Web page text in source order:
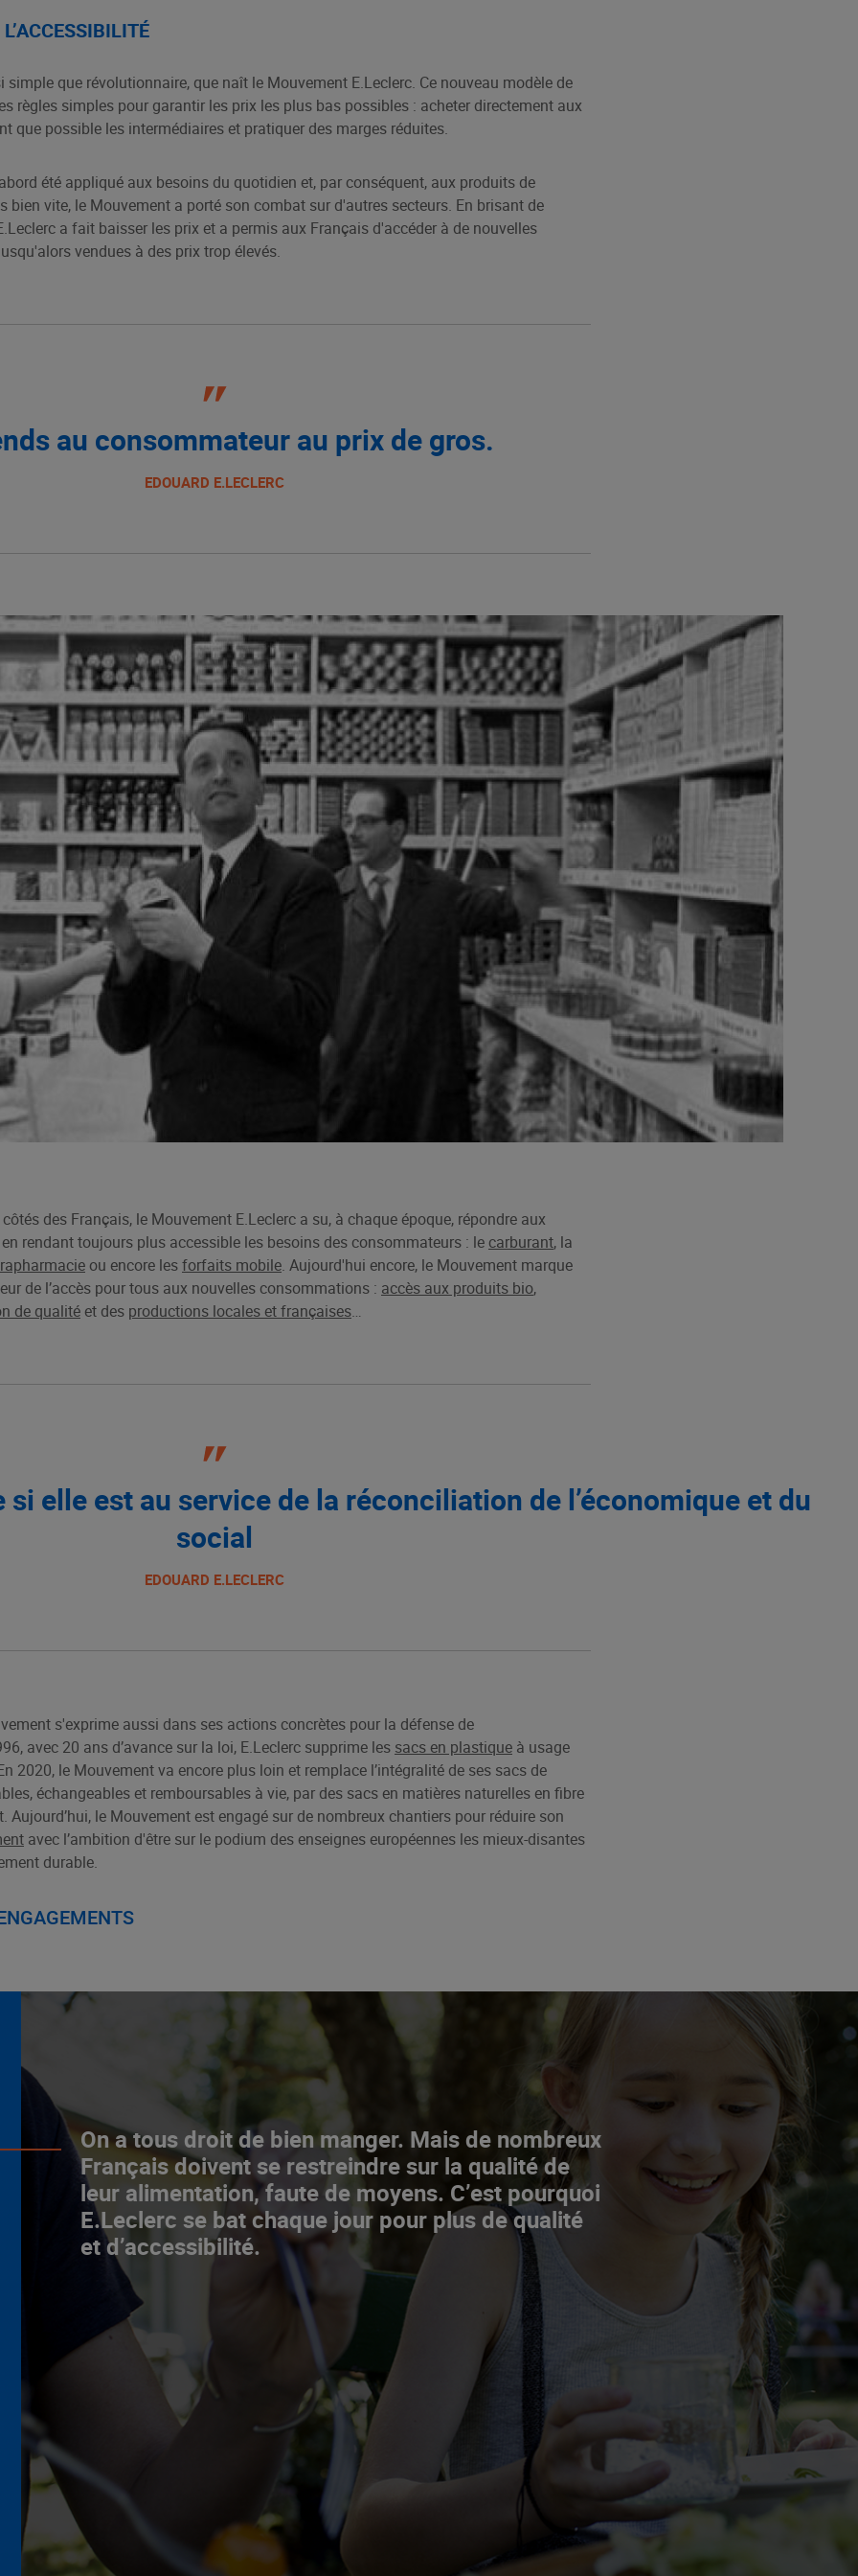
simple que révolutionnaire, que naît le Mouvement E.Leclerc. Ce nouveau modèle de
règles simples pour garantir les prix les plus bas possibles : acheter directement aux
que possible les intermédiaires et pratiquer des marges réduites.
été appliqué aux besoins du quotidien et, par conséquent, aux produits de
bien vite, le Mouvement a porté son combat sur d'autres secteurs. En brisant de
a fait baisser les prix et a permis aux Français d'accéder à de nouvelles
vendues à des prix trop élevés.
au consommateur au prix de gros.
EDOUARD E.LECLERC
des Français, le Mouvement E.Leclerc a su, à chaque époque, répondre aux
rendant toujours plus accessible les besoins des consommateurs : le carburant, la
ou encore lesforfaits mobile. Aujourd'hui encore, le Mouvement marque
de l’accès pour tous aux nouvelles consommations : accès aux produits bio,
de qualité et des productions locales et françaises…
si elle est au service de la réconciliation de l’économique et du
social
EDOUARD E.LECLERC
s'exprime aussi dans ses actions concrètes pour la défense de
avec 20 ans d’avance sur la loi, E.Leclerc supprime les sacs en plastique à usage
2020, le Mouvement va encore plus loin et remplace l’intégralité de ses sacs de
échangeables et remboursables à vie, par des sacs en matières naturelles en fibre
Aujourd’hui, le Mouvement est engagé sur de nombreux chantiers pour réduire son
avec l’ambition d'être sur le podium des enseignes européennes les mieux-disantes
durable.
On a tous droit de bien manger. Mais de nombreux
Français doivent se restreindre sur la qualité de
leur alimentation, faute de moyens. C’est pourquoi
E.Leclerc se bat chaque jour pour plus de qualité
et d’accessibilité.